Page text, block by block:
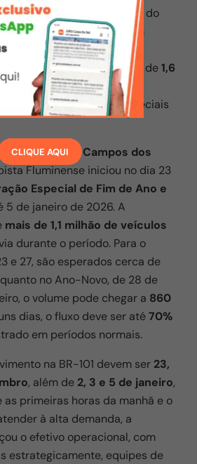
de turistas rumo à Costa do
quarta-feira (24) , com
rodovias de acesso. A
é de que cerca de1,6
circulem pelaBR-101 e pela
longo das operações especiais
entreNiterói e Campos dos
Fluminense iniciou no dia 23
Especial de Fim de Ano e
5 de janeiro de 2026. A
mais de 1,1 milhão de veículos
durante o período. Para o
e 27, são esperados cerca de
no Ano-Novo, de 28 de
o volume pode chegar a 860
dias, o fluxo deve ser até70%
em períodos normais.
na BR-101 devem ser 23,
, além de 2, 3 e 5 de janeiro,
primeiras horas da manhã e o
à alta demanda, a
o efetivo operacional, com
estrategicamente, equipes de
CLIQUE AQUI